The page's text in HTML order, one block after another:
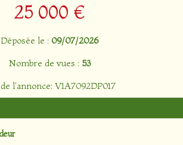
25 000 €
Déposée le : 09/07/2026
Nombre de vues : 53
l'annonce: V1A7092DP017